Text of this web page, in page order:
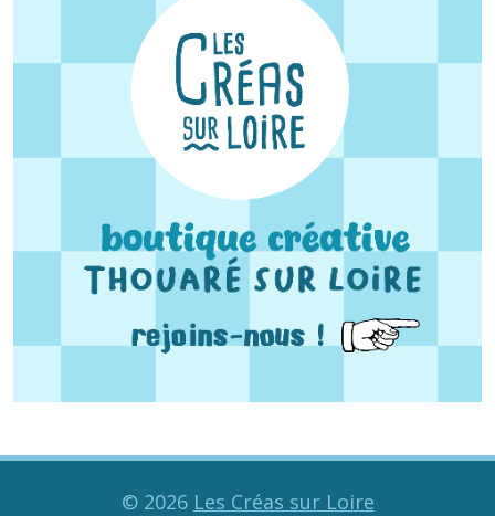
© 2026 Les Créas sur Loire